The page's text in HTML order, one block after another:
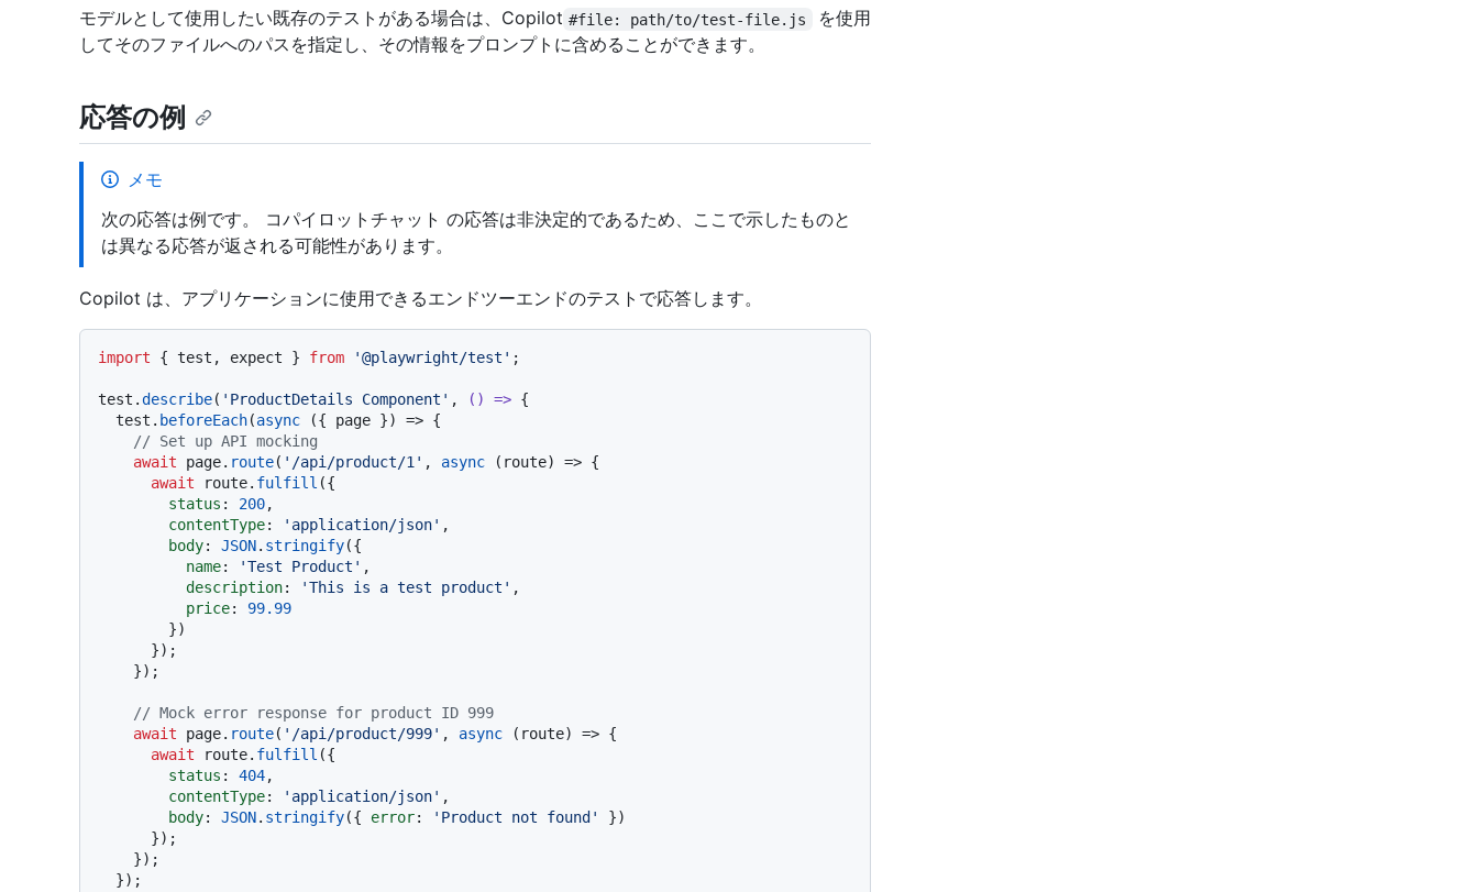
モデルとして使用したい既存のテストがある場合は、Copilot #file: path/to/test-file.js
を使用
してそのファイルへのパスを指定し、その情報をプロンプトに含めることができます。
応答の例
メモ
次の応答は例です。 コパイロットチャット の応答は非決定的であるため、ここで示したものと
は異なる応答が返される可能性があります。
Copilot は、アプリケーションに使用できるエンドツーエンドのテストで応答します。
import { test, expect } from '@playwright/test' ;
test.describe( 'ProductDetails Component' , () => {
  test.
beforeEach(async ({ page }) => {
// Set up API mocking
await page. route( '/api/product/1' , async (route) => {
await route. fulfill ({
status : 200,
contentType: 'application/json' ,
body: JSON. stringify({
name: 'Test Product' ,
description: 'This is a test product' ,
price: 99.99
// Mock error response for product ID 999
await page. route( '/api/product/999' , async (route) => {
await route. fulfill ({
status : 404,
contentType: 'application/json' ,
body: JSON. stringify({ error: 'Product not found'
})